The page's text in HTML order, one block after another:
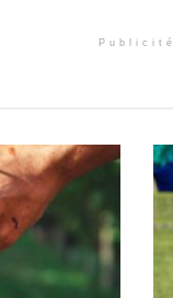
Publicité